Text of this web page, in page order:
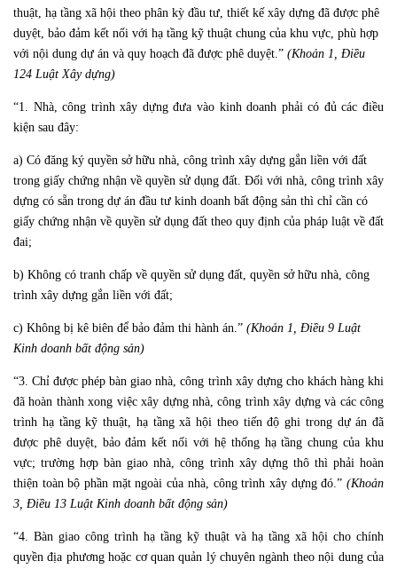
thuật, hạ tầng xã hội theo phân kỳ đầu tư, thiết kế xây dựng đã được phê
duyệt, bảo đảm kết nối với hạ tầng kỹ thuật chung của khu vực, phù hợp
với nội dung dự án và quy hoạch đã được phê duyệt.” (Khoản 1, Điều
124 Luật Xây dựng)
“1. Nhà, công trình xây dựng đưa vào kinh doanh phải có đủ các điều
kiện sau đây:
a) Có đăng ký quyền sở hữu nhà, công trình xây dựng gắn liền với đất
trong giấy chứng nhận về quyền sử dụng đất. Đối với nhà, công trình xây
dựng có sẵn trong dự án đầu tư kinh doanh bất động sản thì chỉ cần có
giấy chứng nhận về quyền sử dụng đất theo quy định của pháp luật về đất
đai;
b) Không có tranh chấp về quyền sử dụng đất, quyền sở hữu nhà, công
trình xây dựng gắn liền với đất;
c) Không bị kê biên để bảo đảm thi hành án.” (Khoản 1, Điều 9 Luật
Kinh doanh bất động sản)
“3. Chỉ được phép bàn giao nhà, công trình xây dựng cho khách hàng khi
đã hoàn thành xong việc xây dựng nhà, công trình xây dựng và các công
trình hạ tầng kỹ thuật, hạ tầng xã hội theo tiến độ ghi trong dự án đã
được phê duyệt, bảo đảm kết nối với hệ thống hạ tầng chung của khu
vực; trường hợp bàn giao nhà, công trình xây dựng thô thì phải hoàn
thiện toàn bộ phần mặt ngoài của nhà, công trình xây dựng đó.” (Khoản
3, Điều 13 Luật Kinh doanh bất động sản)
“4. Bàn giao công trình hạ tầng kỹ thuật và hạ tầng xã hội cho chính
quyền địa phương hoặc cơ quan quản lý chuyên ngành theo nội dung của